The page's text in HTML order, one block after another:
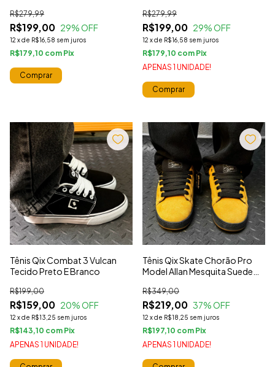
R$199,00
R$279,99
29% OFF
12 xde R$16,58 sem juros
R$179,10 com
Comprar
R$199,00
R$279,99
29% OFF
12 xde R$16,58 sem juros
R$179,10 com
APENAS 1 UNIDADE!
Comprar
Tênis Qix Combat 3 Vulcan
Tecido Preto E Branco
R$159,00
R$199,00
20% OFF
12 xde R$13,25 sem juros
R$143,10 com
APENAS 1 UNIDADE!
Tênis Qix Skate Chorão Pro
Model Allan Mesquita Suede
R$219,00
R$349,00
37% OFF
12 xde R$18,25 sem juros
R$197,10 com
APENAS 1 UNIDADE!